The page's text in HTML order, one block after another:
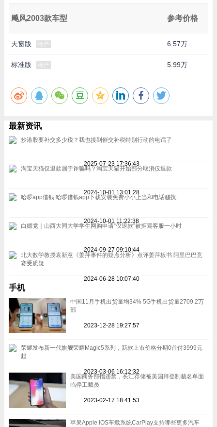
飚风2003款车型 参考价格
天窗版 停产 6.57万
标准版 停产 5.99万
最新资讯
炒港股要补交多少税？我也接到催交补税特别行动的电话了
2025-07-23 17:36:43
淘宝天猫仅退款属于诈骗吗？淘宝天猫开始部分取消仅退款
2024-10-01 13:01:28
哈啰app借钱|哈啰借钱app下载安装免费小小上当和电话骚扰
2024-10-01 11:22:38
白嫖党｜山西大同大学学生网购申请“仅退款”被拒骂客服一小时
2024-09-27 09:10:44
北大数学教授袁新意《姜萍事件的疑点分析》点评姜萍板书 阿里巴巴竞
赛受质疑
2024-06-28 10:07:40
手机
中国11月手机出货量增34% 5G手机出货量2709.2万
部
2023-12-28 19:27:57
荣耀发布新一代旗舰荣耀Magic5系列，新款上市价格分期0首付3999元
起
2023-03-06 16:12:32
美国商务部指违禁，长江存储被美国拜登制裁名单面
临停工裁员
2023-02-17 18:41:53
苹果Apple iOS车载系统CarPlay支持哪些更多汽车